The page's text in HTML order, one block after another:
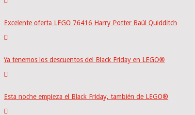
Excelente oferta LEGO 76416 Harry Potter Baúl Quidditch
Ya tenemos los descuentos del Black Friday en LEGO®
Esta noche empieza el Black Friday, también de LEGO®